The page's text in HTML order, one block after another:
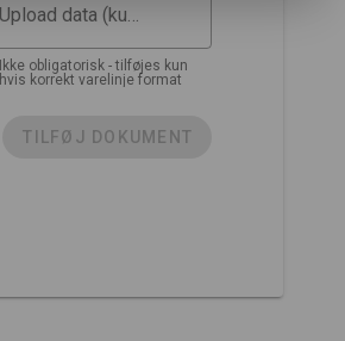
Upload data (kun xml og csv)
Ikke obligatorisk - tilføjes kun
hvis korrekt varelinje format
TILFØJ DOKUMENT